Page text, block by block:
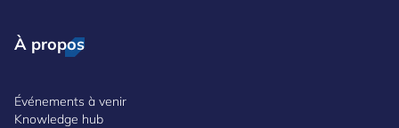
À propos
Événements à venir
Knowledge hub